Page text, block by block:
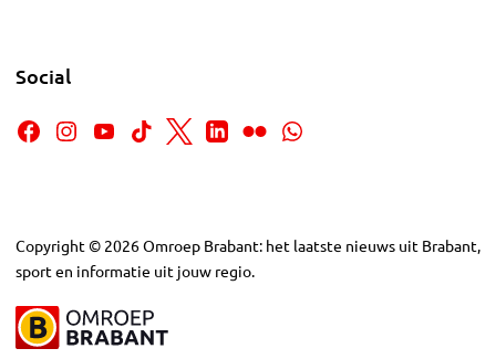
Social
Copyright © 2026Omroep Brabant: het laatste nieuws uit Brabant,
sport en informatie uit jouw regio.